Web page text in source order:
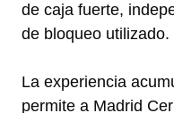
de caja fuerte,
de bloqueo utilizado.
La experiencia
permite a Madrid